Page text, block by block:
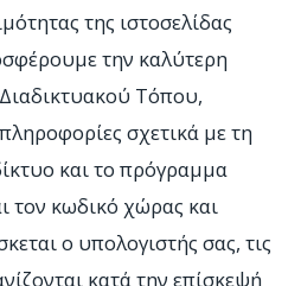
της ιστοσελίδας
την καλύτερη
Τόπου,
σχετικά με τη
και το πρόγραμμα
τον κωδικό χώρας και
ο υπολογιστής σας, τις
κατά την επίσκεψή